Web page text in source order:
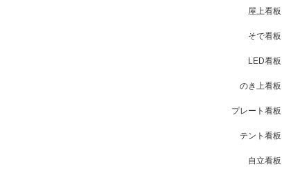
屋上看板
そで看板
LED看板
のき上看板
プレート看板
テント看板
自立看板